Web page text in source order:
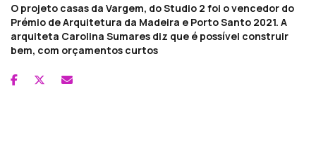
O projeto casas da Vargem, do Studio 2 foi o vencedor do
Prémio de Arquitetura da Madeira e Porto Santo 2021. A
arquiteta Carolina Sumares diz que é possível construir
bem, com orçamentos curtos